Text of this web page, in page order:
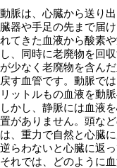
動脈は、心臓から送り
臓器や手足の先まで届
れてきた血液から酸素
し、同時に老廃物を回
が少なく老廃物を含ん
戻す血管です。動脈で
リットルもの血液を動
しかし、静脈には血液
置がありません。頭な
は、重力で自然と心臓
逆らわないと心臓に返
それでは、どのように